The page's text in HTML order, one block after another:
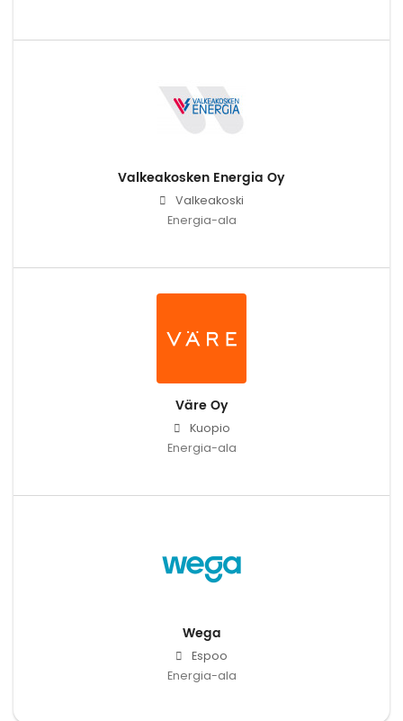
Valkeakosken Energia Oy
Valkeakoski
Energia-ala
Väre Oy
Kuopio
Energia-ala
Wega
Espoo
Energia-ala